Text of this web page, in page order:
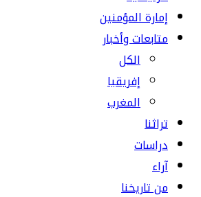
إمارة المؤمنين
متابعات وأخبار
الكل
إفريقيا
المغرب
تراثنا
دراسات
آراء
من تاريخنا